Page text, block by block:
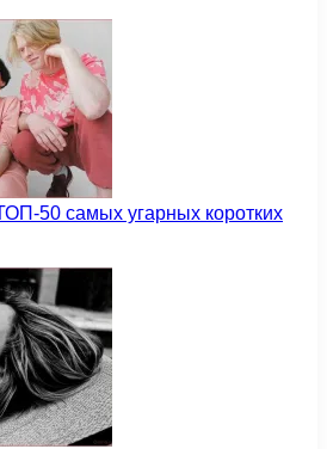
50 самых угарных коротких